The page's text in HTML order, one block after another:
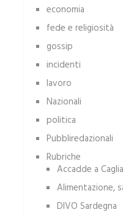
economia
fede e religiosità
gossip
incidenti
lavoro
Nazionali
politica
Pubbliredazionali
Rubriche
Accadde a
Alimentazione,
DIVO Sardegna